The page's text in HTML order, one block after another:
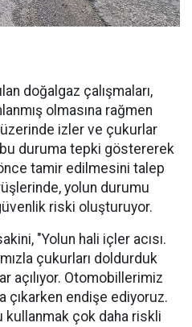
doğalgaz çalışmaları,
olmasına rağmen
üzerinde izler ve çukurlar
duruma tepki göstererek
tamir edilmesini talep
yolun durumu
riski oluşturuyor.
"Yolun hali içler acısı.
çukurları doldurduk
açılıyor. Otomobillerimiz
çıkarken endişe ediyoruz.
kullanmak çok daha riskli